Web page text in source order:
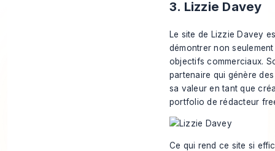
3. Lizzie Davey
Le site de Lizzie Davey
démontrer non
objectifs commerciaux.
partenaire qui génère
sa valeur en tant que
portfolio de rédacteur
Ce qui rend ce site si